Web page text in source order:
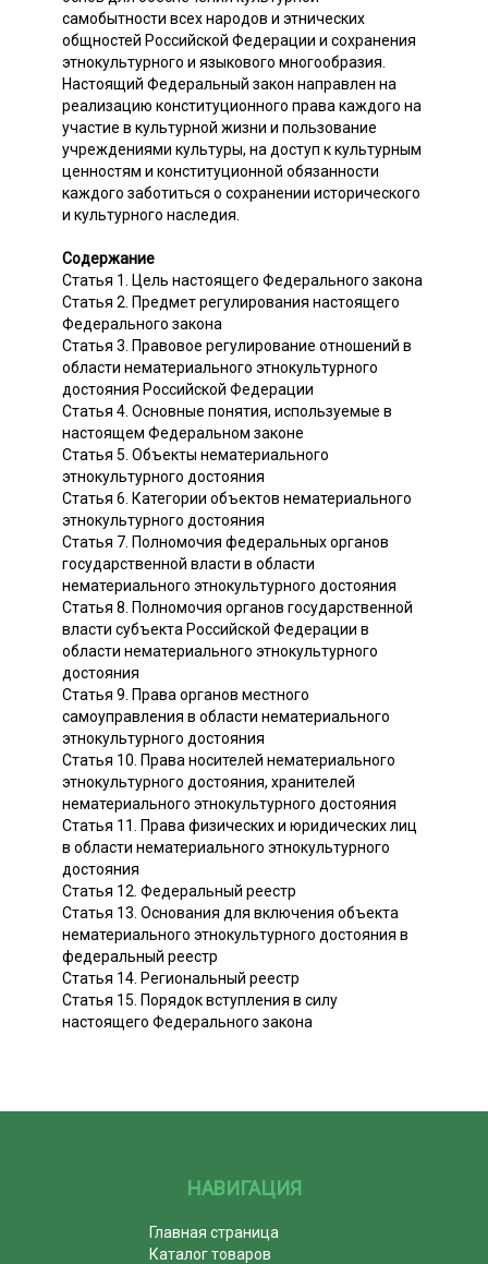
самобытности всех народов и этнических
общностей Российской Федерации и сохранения
этнокультурного и языкового многообразия.
Настоящий Федеральный закон направлен на
реализацию конституционного права каждого на
участие в культурной жизни и пользование
учреждениями культуры, на доступ к культурным
ценностям и конституционной обязанности
каждого заботиться о сохранении исторического
и культурного наследия.
Содержание
Статья 1. Цель настоящего Федерального закона
Статья 2. Предмет регулирования настоящего
Федерального закона
Статья 3. Правовое регулирование отношений в
области нематериального этнокультурного
достояния Российской Федерации
Статья 4. Основные понятия, используемые в
настоящем Федеральном законе
Статья 5. Объекты нематериального
этнокультурного достояния
Статья 6. Категории объектов нематериального
этнокультурного достояния
Статья 7. Полномочия федеральных органов
государственной власти в области
нематериального этнокультурного достояния
Статья 8. Полномочия органов государственной
власти субъекта Российской Федерации в
области нематериального этнокультурного
достояния
Статья 9. Права органов местного
самоуправления в области нематериального
этнокультурного достояния
Статья 10. Права носителей нематериального
этнокультурного достояния, хранителей
нематериального этнокультурного достояния
Статья 11. Права физических и юридических лиц
в области нематериального этнокультурного
достояния
Статья 12. Федеральный реестр
Статья 13. Основания для включения объекта
нематериального этнокультурного достояния в
федеральный реестр
Статья 14. Региональный реестр
Статья 15. Порядок вступления в силу
настоящего Федерального закона
НАВИГАЦИЯ
Главная страница
Каталог товаров